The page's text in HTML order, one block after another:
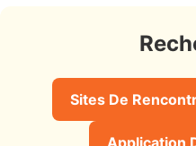
Sites De